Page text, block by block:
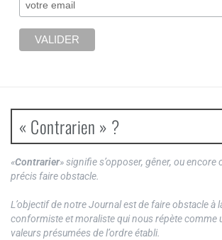
« Contrarien » ?
«Contrarier» signifie s’opposer, gêner, ou encore
précis faire obstacle.
L’objectif de notre Journal est de faire obstacle à
conformiste et moraliste qui nous répète comme
valeurs présumées de l’ordre établi.